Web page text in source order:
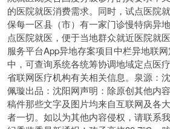
的医院就医消费需求。同时，试点医院
保每一区县（市）有一家门诊慢特病异
点医院就医，便于当地群众就近医院就
服务平台App异地存案项目中栏异地联
中，可查询系统各统筹协调地域定点医
省联网医疗机构有关相关信息。泉源：
佩璇出品：沈阳网声明：除原创其他内
稿件那些文字及图片均来自互联网及各
者一切。如以为其他内容侵权，请联系